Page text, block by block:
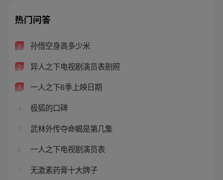
热门问答
1 孙悟空身高多少米
2 异人之下电视剧演员表剧照
3 一人之下6季上映日期
4 极狐的口碑
5 武林外传夺命蝎是第几集
6 一人之下电视剧演员表
7 无激素药膏十大牌子